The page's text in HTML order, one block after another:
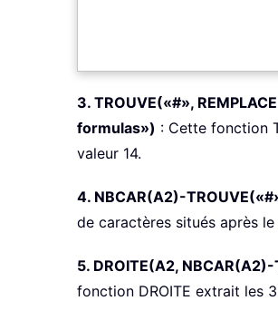
3. TROUVE(«#»,
formulas») : Cette fonction
valeur 14.
4. NBCAR(A2)-
de caractères situés après
5. DROITE(A2,
fonction DROITE extrait les